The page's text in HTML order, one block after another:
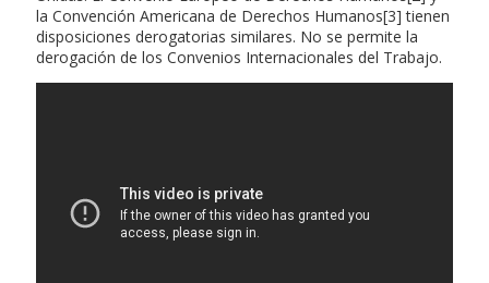
la Convención Americana de Derechos Humanos[3] tienen
disposiciones derogatorias similares. No se permite la
derogación de los Convenios Internacionales del Trabajo.